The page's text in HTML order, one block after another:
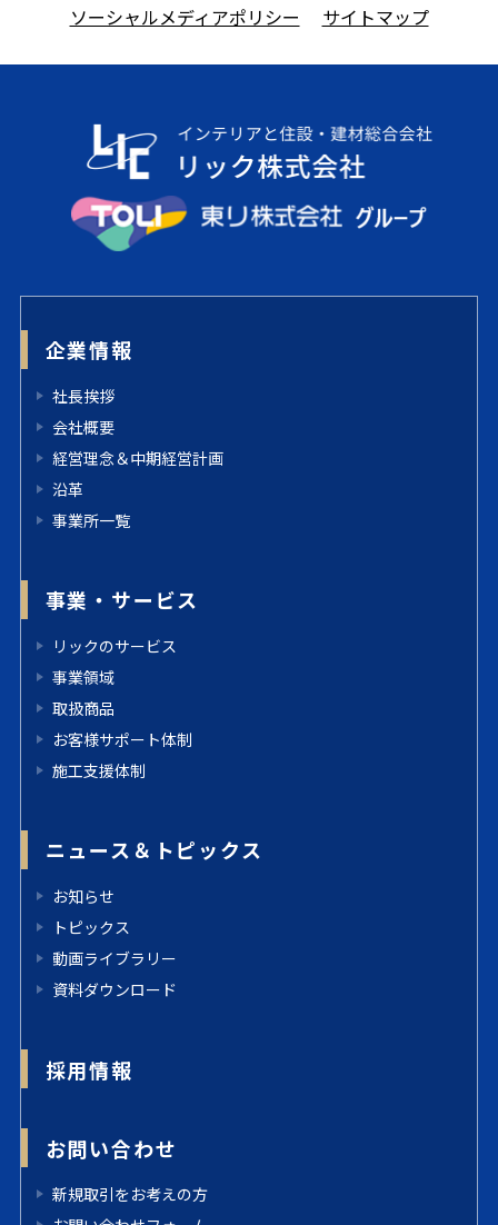
ソーシャルメディアポリシー
サイトマップ
企業情報
社長挨拶
会社概要
経営理念＆中期経営計画
沿革
事業所一覧
事業・サービス
リックのサービス
事業領域
取扱商品
お客様サポート体制
施工支援体制
ニュース＆トピックス
お知らせ
トピックス
動画ライブラリー
資料ダウンロード
採用情報
お問い合わせ
新規取引をお考えの方